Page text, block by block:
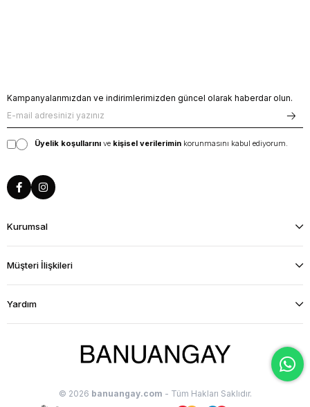
Kampanyalarımızdan ve indirimlerimizden güncel olarak haberdar olun.
Üyelik koşullarını ve kişisel verilerimin korunmasını kabul ediyorum.
Kurumsal
Müşteri İlişkileri
Yardım
© 2026 banuangay.com - Tüm Hakları Saklıdır.